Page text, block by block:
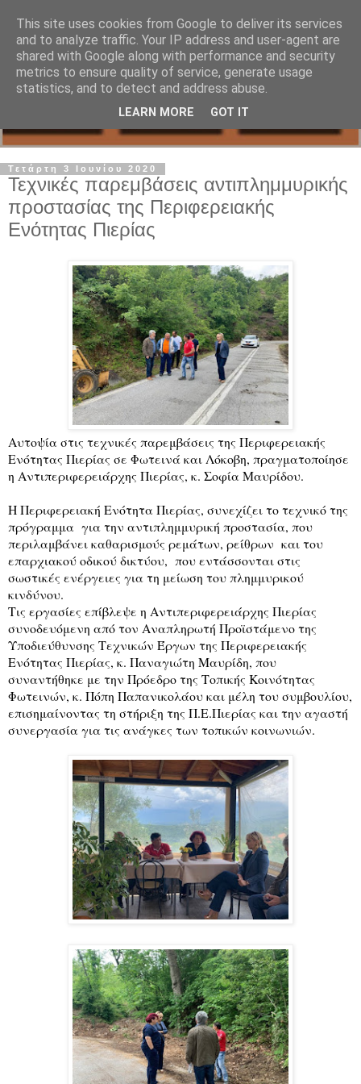
Τετάρτη 3 Ιουνίου 2020
Τεχνικές παρεμβάσεις αντιπλημμυρικής
προστασίας της Περιφερειακής
Ενότητας Πιερίας
Αυτοψία στις τεχνικές παρεμβάσεις της Περιφερειακής
Ενότητας Πιερίας σε Φωτεινά και Λόκοβη, πραγματοποίησε
η Αντιπεριφερειάρχης Πιερίας, κ. Σοφία Μαυρίδου.
Η Περιφερειακή Ενότητα Πιερίας, συνεχίζει το τεχνικό της
πρόγραμμα για την αντιπλημμυρική προστασία, που
περιλαμβάνει καθαρισμούς ρεμάτων, ρείθρων και του
επαρχιακού οδικού δικτύου, που εντάσσονται στις
σωστικές ενέργειες για τη μείωση του πλημμυρικού
κινδύνου.
Τις εργασίες επίβλεψε η Αντιπεριφερειάρχης Πιερίας
συνοδευόμενη από τον Αναπληρωτή Προϊστάμενο της
Υποδιεύθυνσης Τεχνικών Έργων της Περιφερειακής
Ενότητας Πιερίας, κ. Παναγιώτη Μαυρίδη, που
συναντήθηκε με την Πρόεδρο της Τοπικής Κοινότητας
Φωτεινών, κ. Πόπη Παπανικολάου και μέλη του συμβουλίου,
επισημαίνοντας τη στήριξη της Π.Ε.Πιερίας και την αγαστή
συνεργασία για τις ανάγκες των τοπικών κοινωνιών.
This site uses cookies from Google to deliver its services
and to analyze traffic. Your IP address and user-agent are
shared with Google along with performance and security
metrics to ensure quality of service, generate usage
statistics, and to detect and address abuse.
LEARN MORE GOT IT